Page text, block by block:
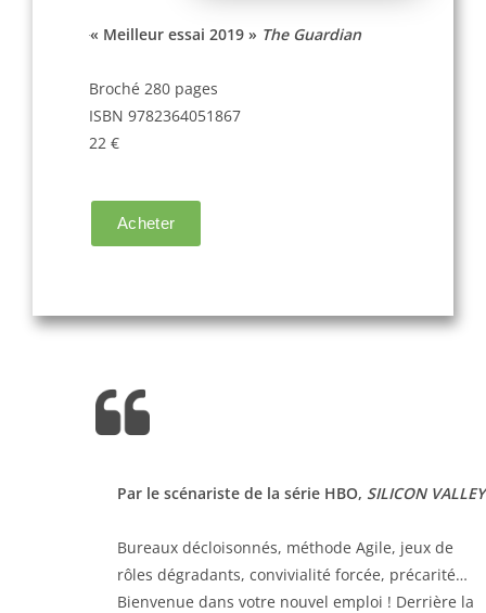
« Meilleur essai 2019 » The Guardian
Broché 280 pages
ISBN 9782364051867
22 €
Par le scénariste de la série HBO, SILICON VALLEY
Bureaux décloisonnés, méthode Agile, jeux de
rôles dégradants, convivialité forcée, précarité…
Bienvenue dans votre nouvel emploi ! Derrière la